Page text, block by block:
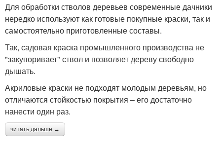
Для обработки стволов деревьев современные дачники
нередко используют как готовые покупные краски, так и
самостоятельно приготовленные составы.
Так, садовая краска промышленного производства не
"закупоривает" ствол и позволяет дереву свободно
дышать.
Акриловые краски не подходят молодым деревьям, но
отличаются стойкостью покрытия – его достаточно
нанести один раз.
читать дальше →